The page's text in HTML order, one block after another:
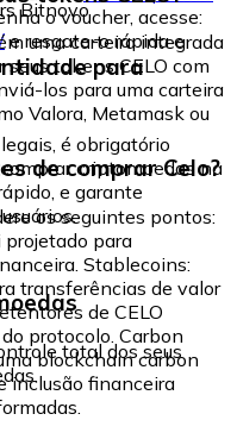
Bitnovo
o voucher, acesse:
e resgate-o rápida e
uma carteira integrada
tokens CELO com
los para uma carteira
Valora, Metamask ou
para
é obrigatório
criptomoedas na
e garante
de comprar Celo?
os seguintes pontos:
para
Stablecoins:
transferências de valor
de CELO
protocolo. Carbon
blockchain carbon
inclusão financeira
total dos seus